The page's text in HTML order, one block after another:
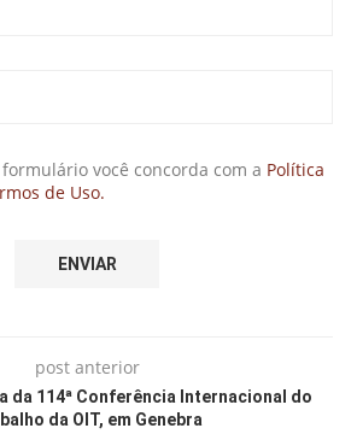
você concorda com a Política
de Uso.
post anterior
da 114ª Conferência Internacional do
da OIT, em Genebra